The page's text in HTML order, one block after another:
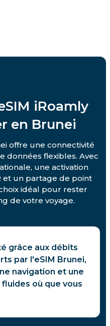
iRoamly
en Brunei
offre une connectivité
données flexibles. Avec
une activation
et un partage de point
idéal pour rester
de votre voyage.
grâce aux débits
par l'eSIM Brunei,
navigation et une
où que vous